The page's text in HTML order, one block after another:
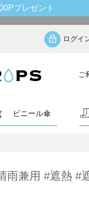
プレゼント
ログイ
ご
ビニール傘
雨兼用 #遮熱 #